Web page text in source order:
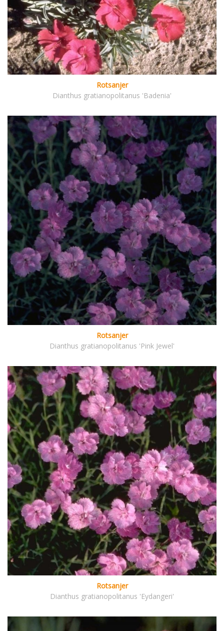
Rotsanjer
Dianthus gratianopolitanus 'Badenia'
Rotsanjer
Dianthus gratianopolitanus 'Pink Jewel'
Rotsanjer
Dianthus gratianopolitanus 'Eydangeri'